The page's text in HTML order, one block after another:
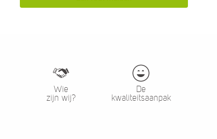
Wie
zijn wij?
De
kwaliteitsaanpak